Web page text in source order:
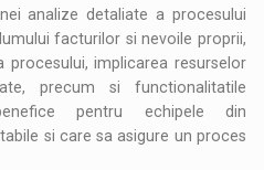
analize detaliate a procesului
facturilor si nevoile proprii,
implicarea resurselor
precum si functionalitatile
pentru echipele din
si care sa asigure un proces